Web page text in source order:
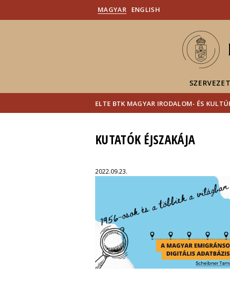
MAGYAR ENGLISH
SZERVEZET
ELTE BTK MAGYAR IRODALOM- ÉS
KUTATÓK ÉJSZAKÁJA
2022.09.23.